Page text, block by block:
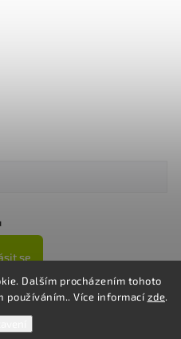
Dalším procházením tohoto
používáním.. Více informacízde.
se